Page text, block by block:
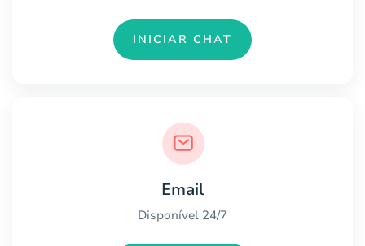
INICIAR CHAT
Email
Disponível 24/7